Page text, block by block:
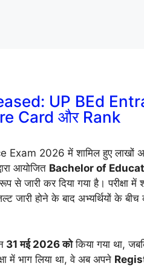
UP BEd
Card और Rank
2026 में शामिल हुए लाखों
आयोजित Bachelor of
से जारी कर दिया गया है। परीक्षा में
होने के बाद अभ्यर्थियों के
31 मई 2026 कोकिया गया था,
में भाग लिया था, वे अब अपने